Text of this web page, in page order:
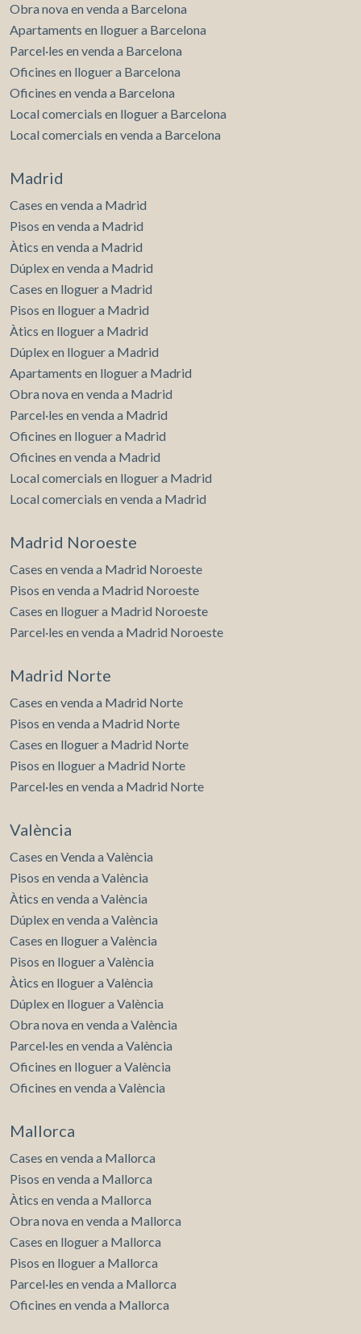
Obra nova en venda a Barcelona
Apartaments en lloguer a Barcelona
Parcel·les en venda a Barcelona
Oficines en lloguer a Barcelona
Oficines en venda a Barcelona
Local comercials en lloguer a Barcelona
Local comercials en venda a Barcelona
Madrid
Cases en venda a Madrid
Pisos en venda a Madrid
Àtics en venda a Madrid
Dúplex en venda a Madrid
Cases en lloguer a Madrid
Pisos en lloguer a Madrid
Àtics en lloguer a Madrid
Dúplex en lloguer a Madrid
Apartaments en lloguer a Madrid
Obra nova en venda a Madrid
Parcel·les en venda a Madrid
Oficines en lloguer a Madrid
Oficines en venda a Madrid
Local comercials en lloguer a Madrid
Local comercials en venda a Madrid
Madrid Noroeste
Cases en venda a Madrid Noroeste
Pisos en venda a Madrid Noroeste
Cases en lloguer a Madrid Noroeste
Parcel·les en venda a Madrid Noroeste
Madrid Norte
Cases en venda a Madrid Norte
Pisos en venda a Madrid Norte
Cases en lloguer a Madrid Norte
Pisos en lloguer a Madrid Norte
Parcel·les en venda a Madrid Norte
València
Cases en Venda a València
Pisos en venda a València
Àtics en venda a València
Dúplex en venda a València
Cases en lloguer a València
Pisos en lloguer a València
Àtics en lloguer a València
Dúplex en lloguer a València
Obra nova en venda a València
Parcel·les en venda a València
Oficines en lloguer a València
Oficines en venda a València
Mallorca
Cases en venda a Mallorca
Pisos en venda a Mallorca
Àtics en venda a Mallorca
Obra nova en venda a Mallorca
Cases en lloguer a Mallorca
Pisos en lloguer a Mallorca
Parcel·les en venda a Mallorca
Oficines en venda a Mallorca